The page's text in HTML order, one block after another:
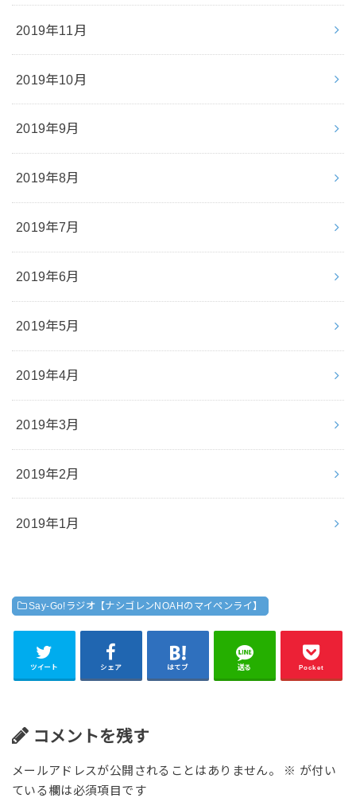
2019年11月
2019年10月
2019年9月
2019年8月
2019年7月
2019年6月
2019年5月
2019年4月
2019年3月
2019年2月
2019年1月
Say-Go!ラジオ【ナシゴレンNOAHのマイペンライ】
ツイート シェア はてブ 送る Pocket
コメントを残す
メールアドレスが公開されることはありません。 ※ が付い
ている欄は必須項目です